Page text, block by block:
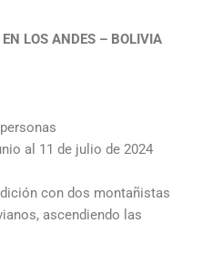
LOS ANDES – BOLIVIA
al 11 de julio de 2024
con dos montañistas
ascendiendo las